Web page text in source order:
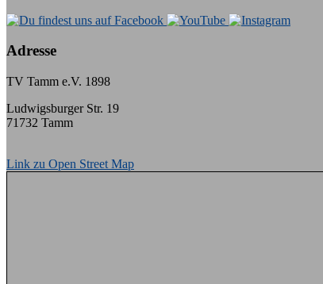
Adresse
TV Tamm e.V. 1898
Ludwigsburger Str. 19
71732 Tamm
Link zu Open Street Map